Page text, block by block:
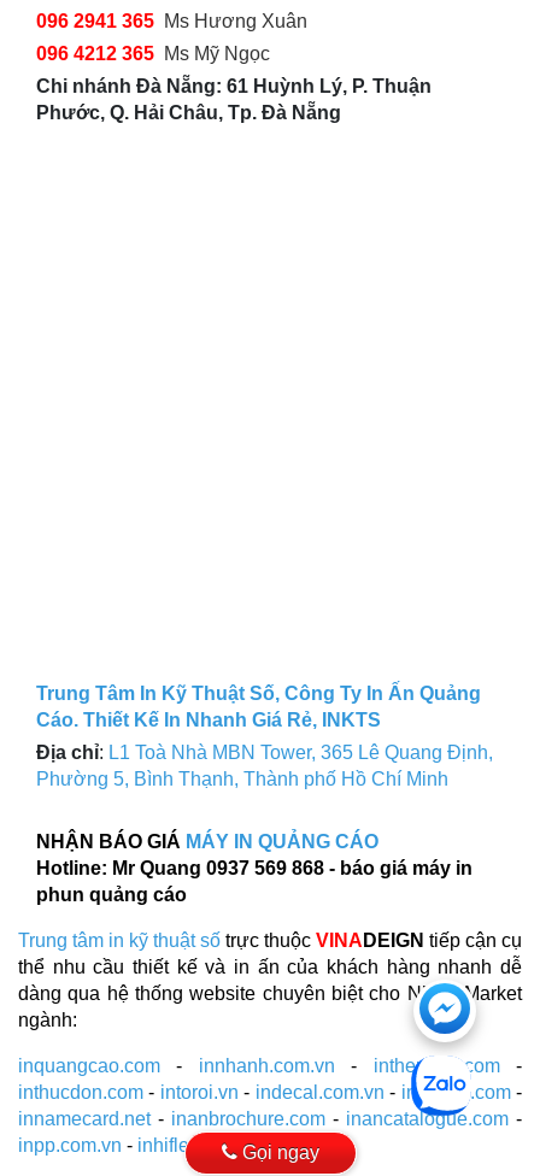
096 2941 365 Ms Hương Xuân
096 4212 365 Ms Mỹ Ngọc
Chi nhánh Đà Nẵng: 61 Huỳnh Lý, P. Thuận
Phước, Q. Hải Châu, Tp. Đà Nẵng
Trung Tâm In Kỹ Thuật Số, Công Ty In Ấn Quảng
Cáo. Thiết Kế In Nhanh Giá Rẻ, INKTS
Địa chỉ: L1 Toà Nhà MBN Tower, 365 Lê Quang Định,
Phường 5, Bình Thạnh, Thành phố Hồ Chí Minh
NHẬN BÁO GIÁ MÁY IN QUẢNG CÁO
Hotline: Mr Quang 0937 569 868 - báo giá máy in
phun quảng cáo
Trung tâm in kỹ thuật số trực thuộc VINA DEIGN tiếp cận cụ
thể nhu cầu thiết kế và in ấn của khách hàng nhanh dễ
dàng qua hệ thống website chuyên biệt cho Niche Market
ngành:
inquangcao.com - innhanh.com.vn - inthenhua.com-
inthucdon.com - intoroi.vn - indecal.com.vn - inantem.com-
innamecard.net- inanbrochure.com - inancatalogue.com -
inpp.com.vn - inhiflex.com Gọi ngay
Chat
với